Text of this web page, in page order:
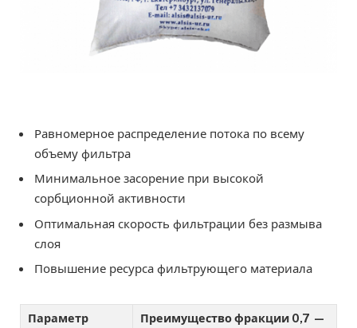
Равномерное распределение потока по всему
объему фильтра
Минимальное засорение при высокой
сорбционной активности
Оптимальная скорость фильтрации без размыва
слоя
Повышение ресурса фильтрующего материала
Параметр
Преимущество фракции 0,7 —